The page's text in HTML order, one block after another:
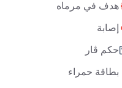
هدف في مرماه
إصابة
حكم ڤار
بطاقة حمراء